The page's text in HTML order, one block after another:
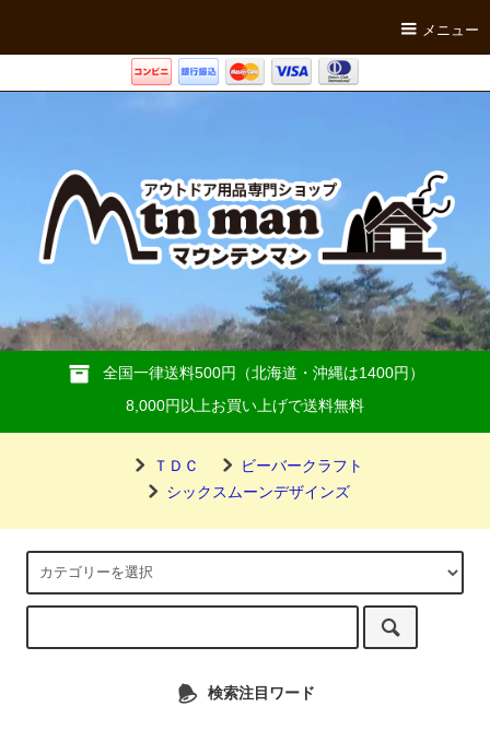
メニュー
全国一律送料500円（北海道・沖縄は1400円）
8,000円以上お買い上げで送料無料
ＴＤＣ
ビーバークラフト
シックスムーンデザインズ
検索注目ワード